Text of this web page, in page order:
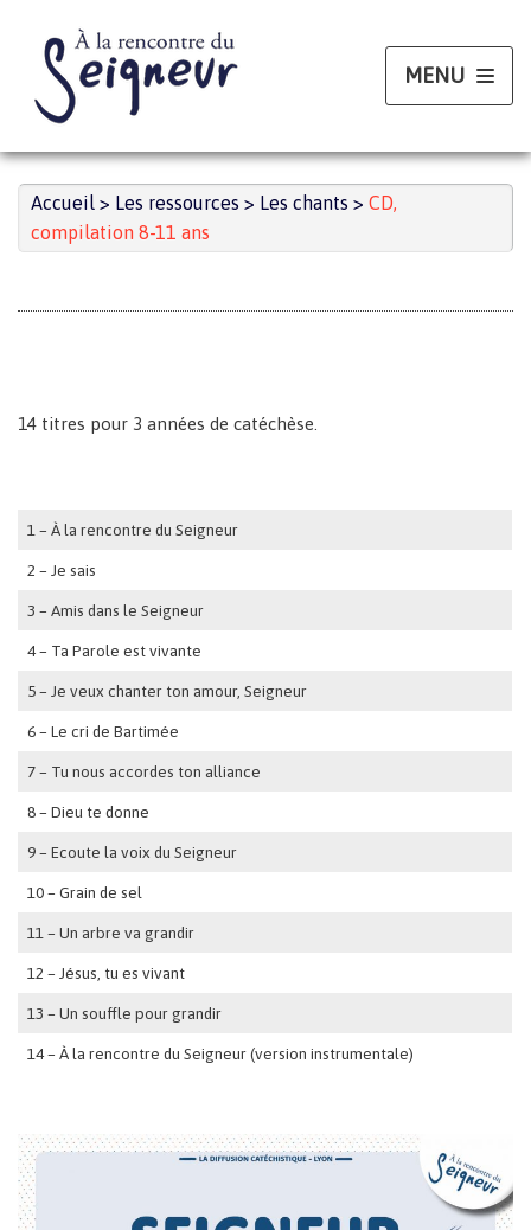
Aller
contenu
Accueil> Les ressources > Les chants > CD,
compilation 8-11 ans
14 titres pour 3 années de catéchèse.
1 – À la rencontre du Seigneur
2 – Je sais
3 – Amis dans le Seigneur
4 – Ta Parole est vivante
5 – Je veux chanter ton amour, Seigneur
6 – Le cri de Bartimée
7 – Tu nous accordes ton alliance
8 – Dieu te donne
9 – Ecoute la voix du Seigneur
10 – Grain de sel
11 – Un arbre va grandir
12 – Jésus, tu es vivant
13 – Un souffle pour grandir
14 – À la rencontre du Seigneur (version instrumentale)